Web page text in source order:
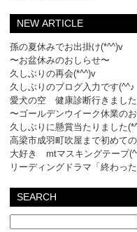
NEW ARTICLE
孫の夏休みでお出掛け(*^^)v
〜お盆休みのおしらせ〜
久しぶりの再会(*^^)v
久しぶりのブログ入力です(^^♪
愛犬の空 健康診断行きまし
〜ゴールデンウイーク休業の
久しぶりに懸賞当たりました
高梁市成羽町吹屋まで初めて
大好き mtマスキングテープ
リーディングドラマ「終わっ
SEARCH